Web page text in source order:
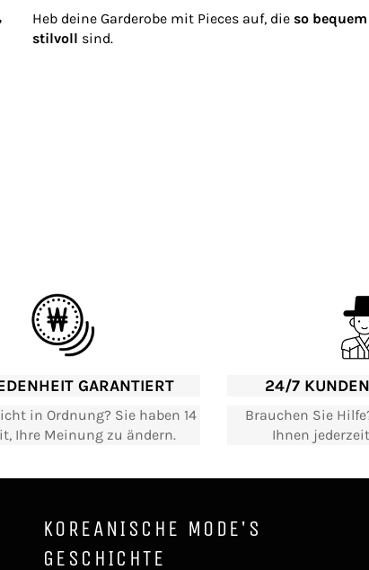
Heb deine Garderobe mit Pieces auf, die so
stilvoll sind.
GARANTIERT
in Ordnung? Sie haben 14
Ihre Meinung zu ändern.
24/7
Brauchen Sie
Ihnen
KOREANISCHE MODE'S
GESCHICHTE